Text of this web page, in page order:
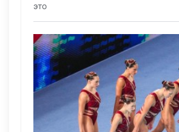
это